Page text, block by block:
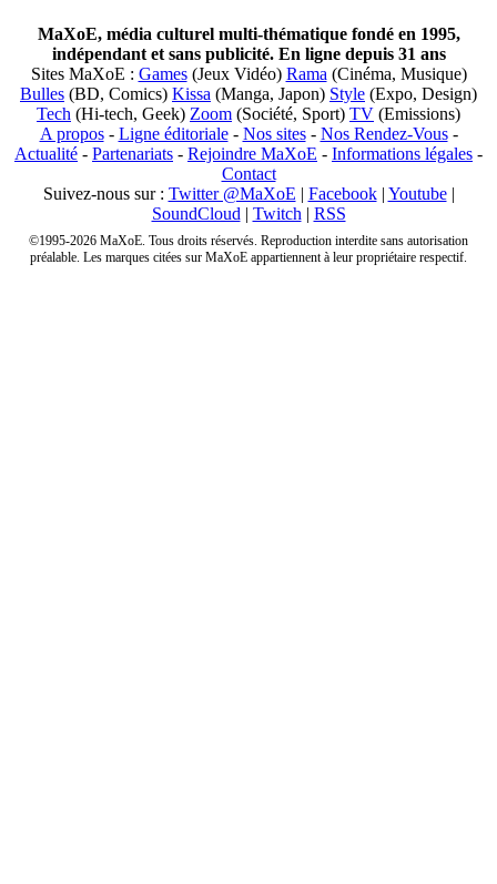
MaXoE, média culturel multi-thématique fondé en 1995,
indépendant et sans publicité. En ligne depuis 31 ans
Sites MaXoE : Games(Jeux Vidéo) Rama (Cinéma, Musique)
Bulles (BD, Comics) Kissa (Manga, Japon) Style (Expo, Design)
Tech (Hi-tech, Geek) Zoom (Société, Sport) TV (Emissions)
A propos- Ligne éditoriale- Nos sites- Nos Rendez-Vous-
Actualité - Partenariats - Rejoindre MaXoE - Informations légales -
Contact
Suivez-nous sur : Twitter @MaXoE | Facebook| Youtube|
SoundCloud | Twitch | RSS
©1995-2026 MaXoE. Tous droits réservés. Reproduction interdite sans autorisation
préalable. Les marques citées sur MaXoE appartiennent à leur propriétaire respectif.